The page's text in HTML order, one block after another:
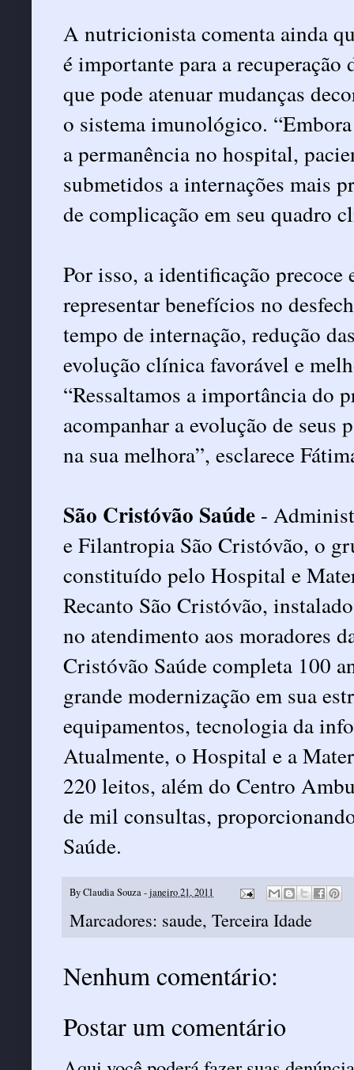
A nutricionista comenta ainda
é importante para a recuperação
que pode atenuar mudanças
o sistema imunológico.
a permanência no hospital,
submetidos a internações mais
de complicação em seu quadro
Por isso, a identificação precoce
representar benefícios no
tempo de internação, redução
evolução clínica favorável e
“Ressaltamos a importância do
acompanhar a evolução de
na sua melhora”, esclarece
São Cristóvão Saúde -
e Filantropia São Cristóvão, o
constituído pelo Hospital e
Recanto São Cristóvão,
no atendimento aos moradores
Cristóvão Saúde completa 100
grande modernização em sua
equipamentos, tecnologia da
Atualmente, o Hospital e a
220 leitos, além do Centro
de mil consultas,
Saúde.
ByClaudia Souza-janeiro 21, 2011
Marcadores: saude, Terceira Idade
Nenhum comentário:
Postar um comentário